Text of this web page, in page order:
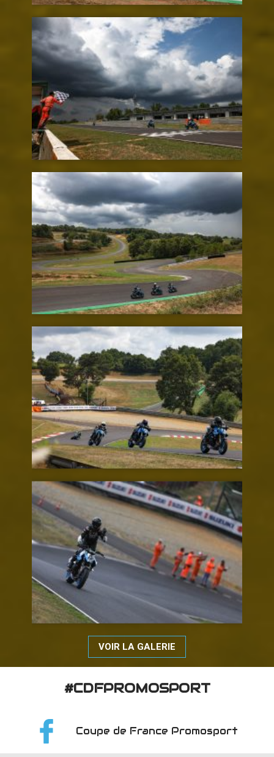
VOIR LA GALERIE
#CDFPROMOSPORT
Coupe de France Promosport